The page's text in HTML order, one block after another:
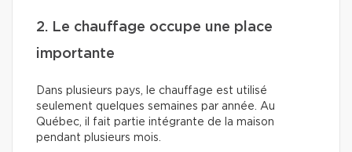
2. Le chauffage occupe une place
importante
Dans plusieurs pays, le chauffage est utilisé
seulement quelques semaines par année. Au
Québec, il fait partie intégrante de la maison
pendant plusieurs mois.